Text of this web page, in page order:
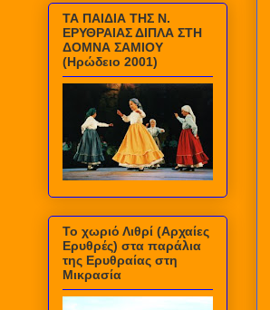
ΤΑ ΠΑΙΔΙΑ ΤΗΣ Ν.
ΕΡΥΘΡΑΙΑΣ ΔΙΠΛΑ ΣΤΗ
ΔΟΜΝΑ ΣΑΜΙΟΥ
(Ηρώδειο 2001)
Το χωριό Λιθρί (Αρχαίες
Ερυθρές) στα παράλια
της Ερυθραίας στη
Μικρασία